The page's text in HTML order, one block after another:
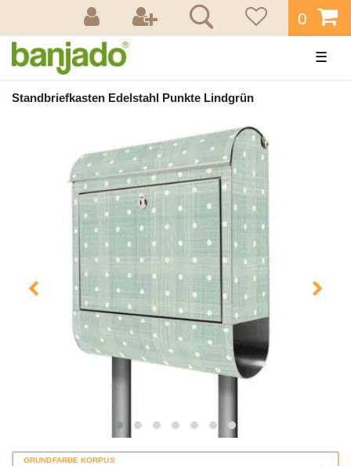
0
☰
Standbriefkasten Edelstahl Punkte Lindgrün
GRUNDFARBE KORPUS